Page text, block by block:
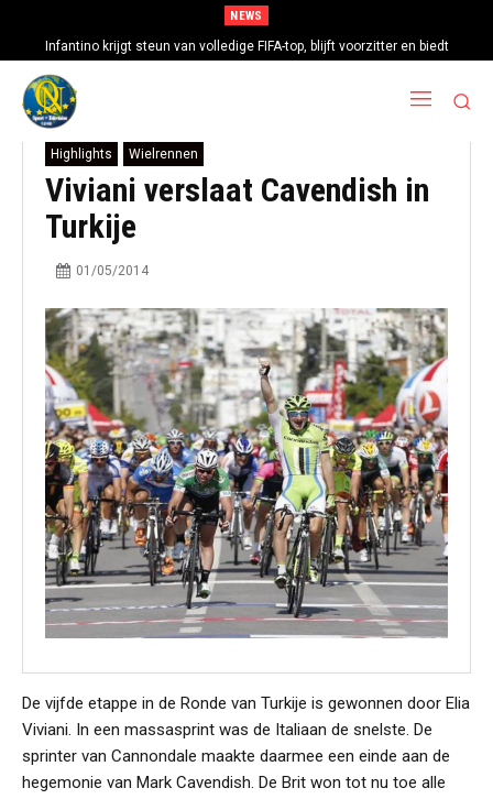
NEWS
Infantino krijgt steun van volledige FIFA-top, blijft voorzitter en biedt
excuses aan
Highlights Wielrennen
Viviani verslaat Cavendish in
Turkije
01/05/2014
De vijfde etappe in de Ronde van Turkije is gewonnen door Elia
Viviani. In een massasprint was de Italiaan de snelste. De
sprinter van Cannondale maakte daarmee een einde aan de
hegemonie van Mark Cavendish. De Brit won tot nu toe alle